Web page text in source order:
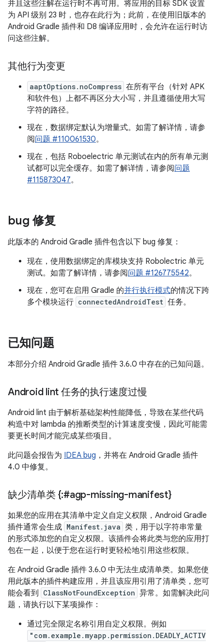
并且这些注解在运行时不再可用。将应用的目标 SDK 设置
为 API 级别 23 时，也存在此行为；此前，在使用旧版本的
Android Gradle 插件和 D8 编译应用时，会允许在运行时访
问这些注解。
其他行为变更
aaptOptions.noCompress 在所有平台（针对 APK
和软件包）上都不再区分大小写，并且遵循使用大写
字符的路径。
现在，数据绑定默认为增量式。如需了解详情，请参
阅问题 #110061530。
现在，包括 Roboelectric 单元测试在内的所有单元测
试都可以完全缓存。如需了解详情，请参阅问题
#115873047。
bug 修复
此版本的 Android Gradle 插件包含以下 bug 修复：
现在，使用数据绑定的库模块支持 Robolectric 单元
测试。如需了解详情，请参阅问题 #126775542。
现在，您可在启用 Gradle 的并行执行模式的情况下跨
多个模块运行 connectedAndroidTest 任务。
已知问题
本部分介绍 Android Gradle 插件 3.6.0 中存在的已知问题。
Android lint 任务的执行速度过慢
Android lint 由于解析基础架构性能降低，导致在某些代码
构造中对 lambda 的推断类型的计算速度变慢，因此可能需
要更长时间才能完成某些项目。
此问题会报告为 IDEA bug ，并将在 Android Gradle 插件
4.0 中修复。
缺少清单类 {:#agp-missing-manifest}
如果您的应用在其清单中定义自定义权限，Android Gradle
插件通常会生成 Manifest.java 类，用于以字符串常量
的形式添加您的自定义权限。该插件会将此类与您的应用打
包在一起，以便于您在运行时更轻松地引用这些权限。
在 Android Gradle 插件 3.6.0 中无法生成清单类。如果您使
用此版本的插件构建应用，并且该应用引用了清单类，您可
能会看到
ClassNotFoundException 异常。如需解决此问
题，请执行以下某项操作：
通过完全限定名称引用自定义权限。例如
"com.example.myapp.permission.DEADLY_ACTIV